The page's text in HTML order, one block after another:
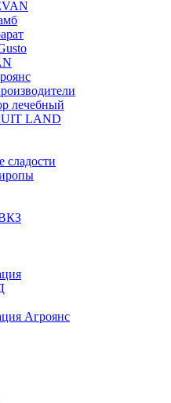
лечебный
LAND
сладости
Агроянс